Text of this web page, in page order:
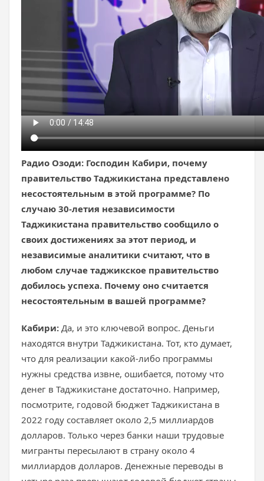
Радио Озоди: Господин Кабири, почему
правительство Таджикистана представлено
несостоятельным в этой программе? По
случаю 30-летия независимости
Таджикистана правительство сообщило о
своих достижениях за этот период, и
независимые аналитики считают, что в
любом случае таджикское правительство
добилось успеха. Почему оно считается
несостоятельным в вашей программе?
Кабири: Да, и это ключевой вопрос. Деньги
находятся внутри Таджикистана. Тот, кто думает,
что для реализации какой-либо программы
нужны средства извне, ошибается, потому что
денег в Таджикистане достаточно. Например,
посмотрите, годовой бюджет Таджикистана в
2022 году составляет около 2,5 миллиардов
долларов. Только через банки наши трудовые
мигранты пересылают в страну около 4
миллиардов долларов. Денежные переводы в